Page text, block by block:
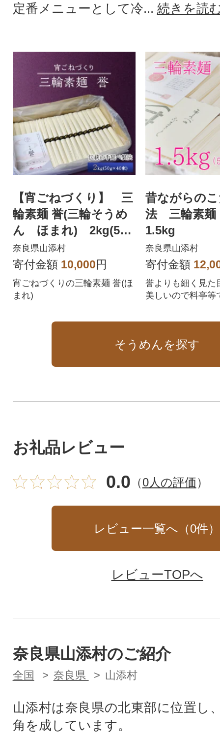
定番メニューとして冷... 続きを読
【宵ごねづくり】 三
輪素麺 誉(三輪そうめ
ん ほまれ) 2kg(50g
×40束)
奈良県山添村
寄付金額 10,000円
宵ごねづくりの三輪素麺 誉(ほ
まれ)
昔ながらの
法 三輪素麺
1.5kg
奈良県山添村
寄付金額
誉よりも細く見た
美しいので料亭等
にぴったりです。
そうめんを探す
お礼品レビュー
0.0 （0人の評価）
レビュー一覧へ（0件）
レビューTOPへ
奈良県山添村のご紹介
全国 奈良県 山添村
山添村は奈良県の北東部に位置し
角を成しています。